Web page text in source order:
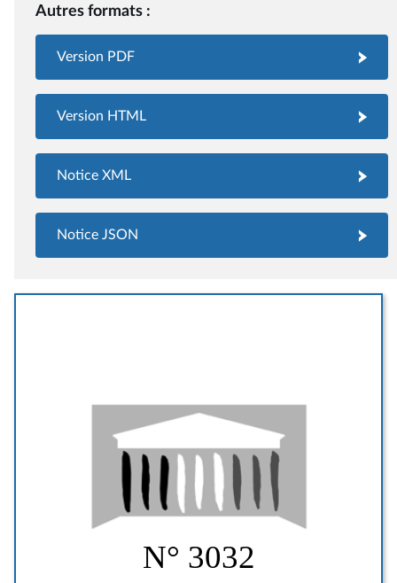
Autres formats :
Version PDF
Version HTML
Notice XML
Notice JSON